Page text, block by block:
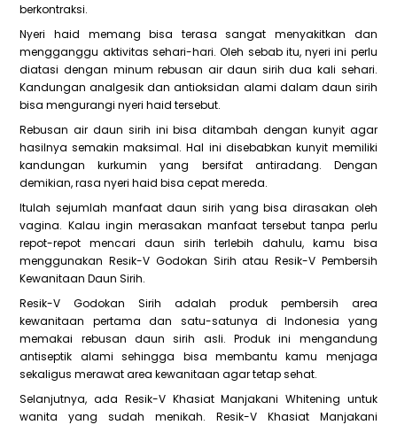
berkontraksi.
Nyeri haid memang bisa terasa sangat menyakitkan dan
mengganggu aktivitas sehari-hari. Oleh sebab itu, nyeri ini perlu
diatasi dengan minum rebusan air daun sirih dua kali sehari.
Kandungan analgesik dan antioksidan alami dalam daun sirih
bisa mengurangi nyeri haid tersebut.
Rebusan air daun sirih ini bisa ditambah dengan kunyit agar
hasilnya semakin maksimal. Hal ini disebabkan kunyit memiliki
kandungan kurkumin yang bersifat antiradang. Dengan
demikian, rasa nyeri haid bisa cepat mereda.
Itulah sejumlah manfaat daun sirih yang bisa dirasakan oleh
vagina. Kalau ingin merasakan manfaat tersebut tanpa perlu
repot-repot mencari daun sirih terlebih dahulu, kamu bisa
menggunakan Resik-V Godokan Sirih atau Resik-V Pembersih
Kewanitaan Daun Sirih.
Resik-V Godokan Sirih adalah produk pembersih area
kewanitaan pertama dan satu-satunya di Indonesia yang
memakai rebusan daun sirih asli. Produk ini mengandung
antiseptik alami sehingga bisa membantu kamu menjaga
sekaligus merawat area kewanitaan agar tetap sehat.
Selanjutnya, ada Resik-V Khasiat Manjakani Whitening untuk
wanita yang sudah menikah. Resik-V Khasiat Manjakani